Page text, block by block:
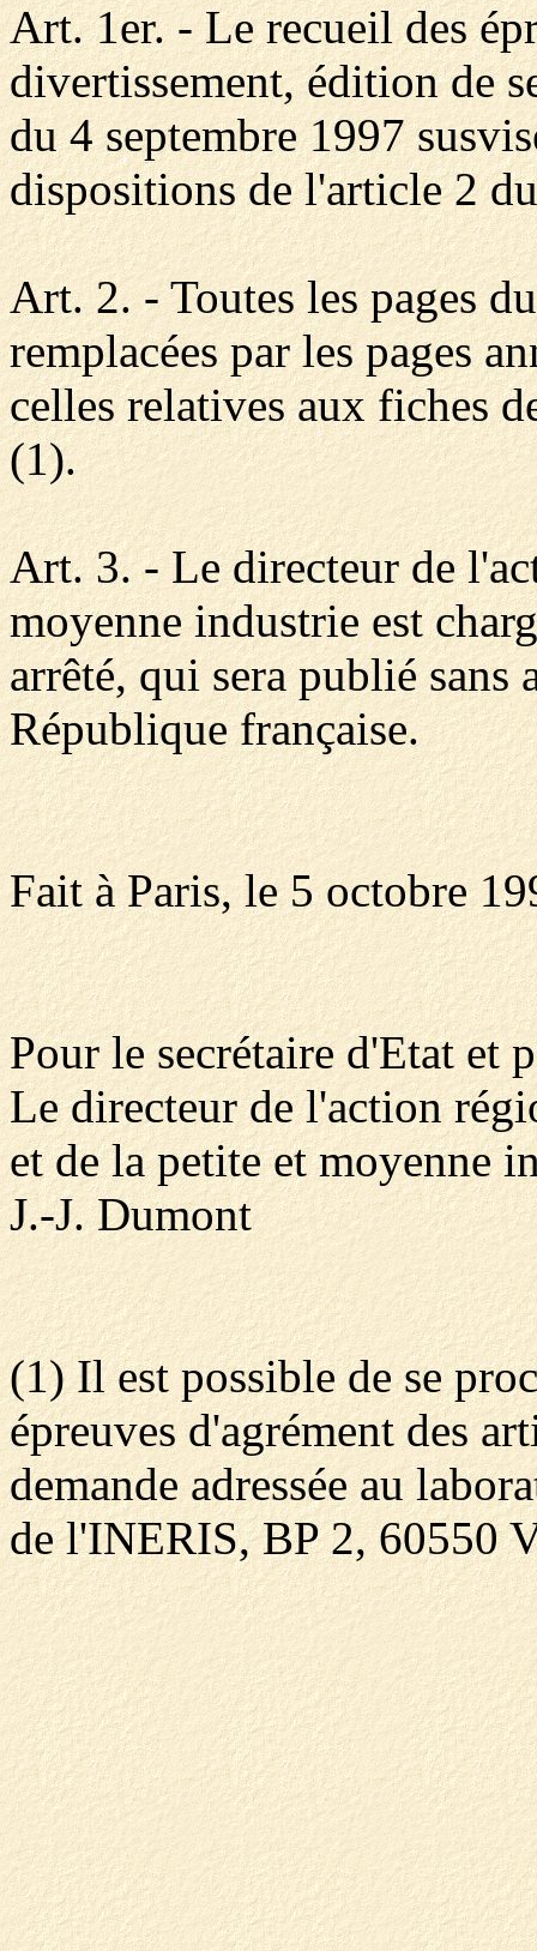
Art. 1er. - Le recueil des
divertissement, édition de
du 4 septembre 1997
dispositions de l'article 2
Art. 2. - Toutes les pages
remplacées par les pages
celles relatives aux fiches
(1).
Art. 3. - Le directeur de
moyenne industrie est
arrêté, qui sera publié
République française.
Fait à Paris, le 5 octobre
Pour le secrétaire d'Etat et
Le directeur de l'action
et de la petite et moyenne
J.-J. Dumont
(1) Il est possible de se
épreuves d'agrément des
demande adressée au
de l'INERIS, BP 2, 60550